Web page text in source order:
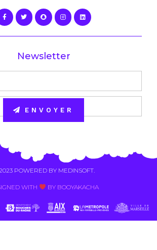
Newsletter
ENVOYER
POWERED BY MEDINSOFT.
WITH BY BOOYAKACHA​